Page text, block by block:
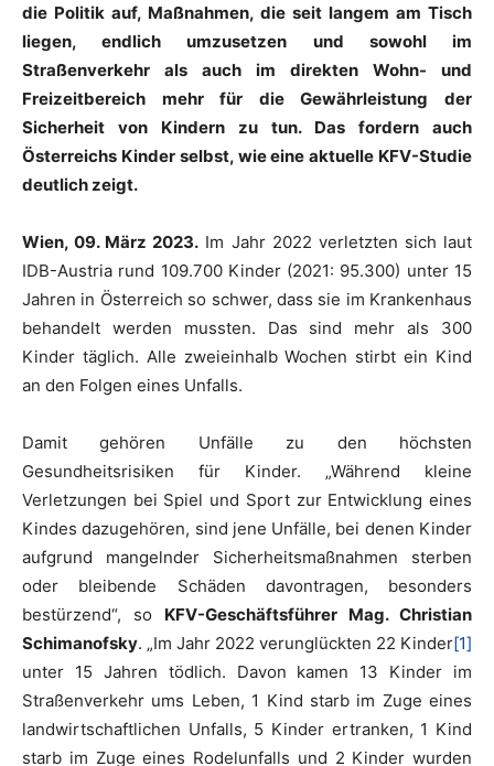
die Politik auf, Maßnahmen, die seit langem am Tisch
liegen, endlich umzusetzen und sowohl im
Straßenverkehr als auch im direkten Wohn- und
Freizeitbereich mehr für die Gewährleistung der
Sicherheit von Kindern zu tun. Das fordern auch
Österreichs Kinder selbst, wie eine aktuelle KFV-Studie
deutlich zeigt.
Wien, 09. März 2023. Im Jahr 2022 verletzten sich laut
IDB-Austria rund 109.700 Kinder (2021: 95.300) unter 15
Jahren in Österreich so schwer, dass sie im Krankenhaus
behandelt werden mussten. Das sind mehr als 300
Kinder täglich. Alle zweieinhalb Wochen stirbt ein Kind
an den Folgen eines Unfalls.
Damit gehören Unfälle zu den höchsten
Gesundheitsrisiken für Kinder. „Während kleine
Verletzungen bei Spiel und Sport zur Entwicklung eines
Kindes dazugehören, sind jene Unfälle, bei denen Kinder
aufgrund mangelnder Sicherheitsmaßnahmen sterben
oder bleibende Schäden davontragen, besonders
bestürzend“, so KFV-Geschäftsführer Mag. Christian
Schimanofsky. „Im Jahr 2022 verunglückten 22 Kinder[1]
unter 15 Jahren tödlich. Davon kamen 13 Kinder im
Straßenverkehr ums Leben, 1 Kind starb im Zuge eines
landwirtschaftlichen Unfalls, 5 Kinder ertranken, 1 Kind
starb im Zuge eines Rodelunfalls und 2 Kinder wurden